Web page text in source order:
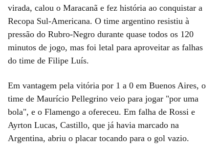
virada, calou o Maracanã e fez história ao conquistar a
Recopa Sul-Americana. O time argentino resistiu à
pressão do Rubro-Negro durante quase todos os 120
minutos de jogo, mas foi letal para aproveitar as falhas
do time de Filipe Luís.
Em vantagem pela vitória por 1 a 0 em Buenos Aires, o
time de Maurício Pellegrino veio para jogar "por uma
bola", e o Flamengo a ofereceu. Em falha de Rossi e
Ayrton Lucas, Castillo, que já havia marcado na
Argentina, abriu o placar tocando para o gol vazio.